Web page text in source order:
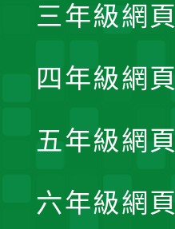
三年級網頁
四年級網頁
五年級網頁
六年級網頁